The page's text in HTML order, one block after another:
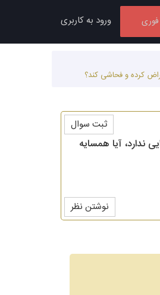
ورود به کاربری
کرده و فحاشی کند؟
ندارد، آیا همسایه
نوشتن نظر
ثبت سوال